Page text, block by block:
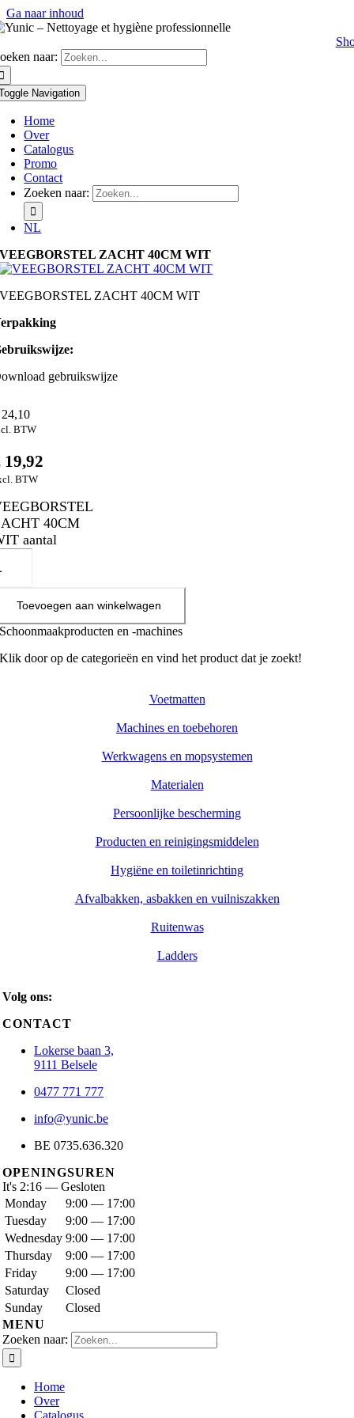
Ga naar inhoud
naar:
Navigation
Home
Over
Catalogus
Promo
Contact
Zoeken naar:
NL
VEEGBORSTEL ZACHT 40CM WIT
VEEGBORSTEL ZACHT 40CM WIT
gebruikswijze
BTW
19,92
BTW
40CM
aantal
Toevoegen aan winkelwagen
Schoonmaakproducten en -machines
Klik door op de categorieën en vind het product dat je zoekt!
Voetmatten
Machines en toebehoren
Werkwagens en mopsystemen
Materialen
Persoonlijke bescherming
Producten en reinigingsmiddelen
Hygiëne en toiletinrichting
Afvalbakken, asbakken en vuilniszakken
Ruitenwas
Ladders
Volg ons:
CONTACT
Lokerse baan 3,
9111 Belsele
0477 771 777
info@yunic.be
BE 0735.636.320
OPENINGSUREN
It's 2:16 — Gesloten
Monday
9:00 — 17:00
Tuesday
9:00 — 17:00
Wednesday 9:00 — 17:00
Thursday
9:00 — 17:00
Friday
9:00 — 17:00
Saturday
Closed
Sunday
Closed
MENU
Zoeken naar:
Home
Over
Catalogus